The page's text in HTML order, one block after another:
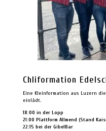
Chliformation
Eine Kleinformation aus Luzern
einlädt.
18:00 in der Lopp
21:00 Plattform Allmend (Stand
22:15 bei der GibelBar